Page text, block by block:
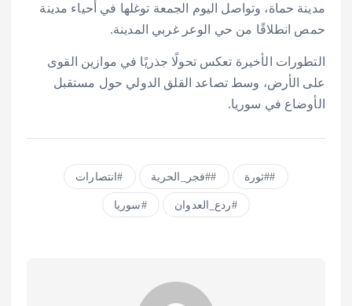
مدينة حماة، وتواصل اليوم الجمعة توغلها في أحياء مدينة
حمص انطلاقًا من حي الوعر غربي المدينة.
التطورات الأخيرة تعكس تحولًا جذريًا في موازين القوى
على الأرض، وسط تصاعد القلق الدولي حول مستقبل
الأوضاع في سوريا.
#ثورة #فجر_الحرية انتصارات
ردع_العدوان سوريا